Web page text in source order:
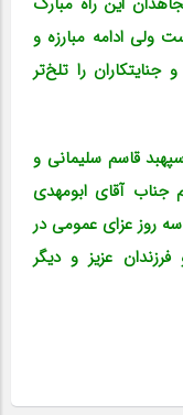
ولی ادامه مبارزه و
را تلخ‌تر
قاسم سلیمانی و
جناب آقای ابومهدی
روز عزای عمومی در
عزیز و دیگر